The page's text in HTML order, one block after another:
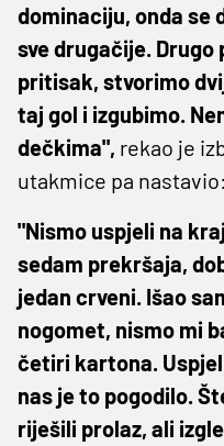
dominaciju, onda se
sve drugačije.
pritisak, stvorimo
taj gol i izgubimo.
dečkima", rekao je
utakmice pa nastavio:
"Nismo uspjeli na
sedam prekršaja,
jedan crveni. Išao
nogomet, nismo mi
četiri kartona.
nas je to pogodilo.
riješili prolaz, ali